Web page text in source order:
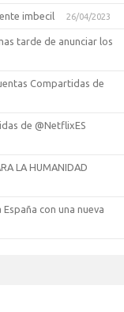
imbecil 26/04/2023
tarde de anunciar los
Compartidas de
de @NetflixES
LA HUMANIDAD
con una nueva